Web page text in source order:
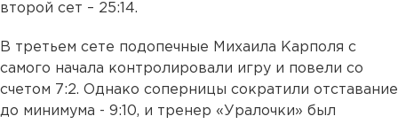
второй сет – 25:14.
В третьем сете подопечные Михаила Карполя с
самого начала контролировали игру и повели со
счетом 7:2. Однако соперницы сократили отставание
до минимума - 9:10, и тренер «Уралочки» был